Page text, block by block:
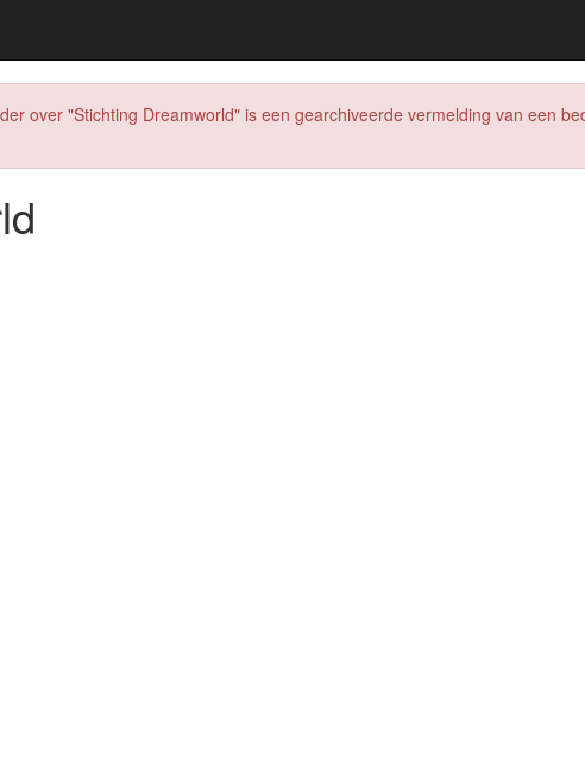
over "Stichting Dreamworld" is een gearchiveerde vermelding van een